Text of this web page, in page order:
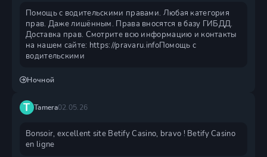
Помощь с водительскими правами. Любая категория
прав. Даже лишённым. Права вносятся в базу ГИБДД.
Доставка прав. Смотрите всю информацию и контакты
на нашем сайте: https://pravaru.infoПомощь с
водительскими
Ночной
T Tamera02.05.26
Bonsoir, excellent site Betify Casino, bravo ! Betify Casino
en ligne